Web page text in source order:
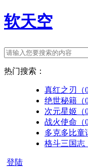
软天空
热门搜索：
真红之刃（
绝世秘籍（
次元星姬（
战火使命（
多克多比童
格斗三国志
登陆